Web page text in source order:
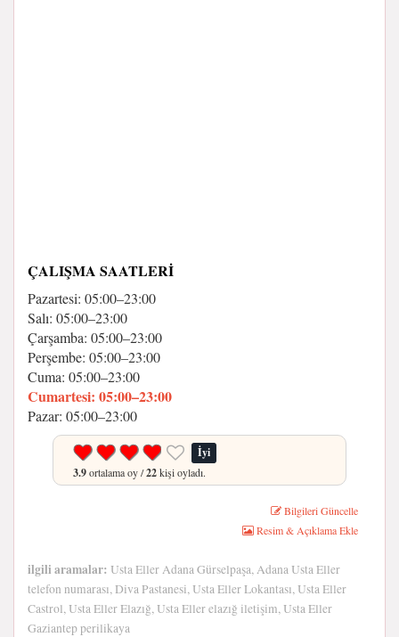
ÇALIŞMA SAATLERI
Pazartesi: 05:00–23:00
Salı: 05:00–23:00
Çarşamba: 05:00–23:00
Perşembe: 05:00–23:00
Cuma: 05:00–23:00
Cumartesi: 05:00–23:00
Pazar: 05:00–23:00
İyi
3.9ortalama oy /22kişi oyladı.
Bilgileri Güncelle
Resim & Açıklama Ekle
ilgili aramalar: Usta Eller Adana Gürselpaşa, Adana Usta Eller
telefon numarası, Diva Pastanesi, Usta Eller Lokantası, Usta Eller
Castrol, Usta Eller Elazığ, Usta Eller elazığ iletişim, Usta Eller
Gaziantep perilikaya